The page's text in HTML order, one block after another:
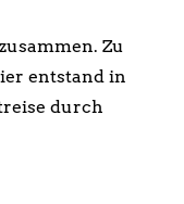
Zu
entstand in
durch